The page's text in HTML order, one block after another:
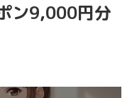
ン9,000円分